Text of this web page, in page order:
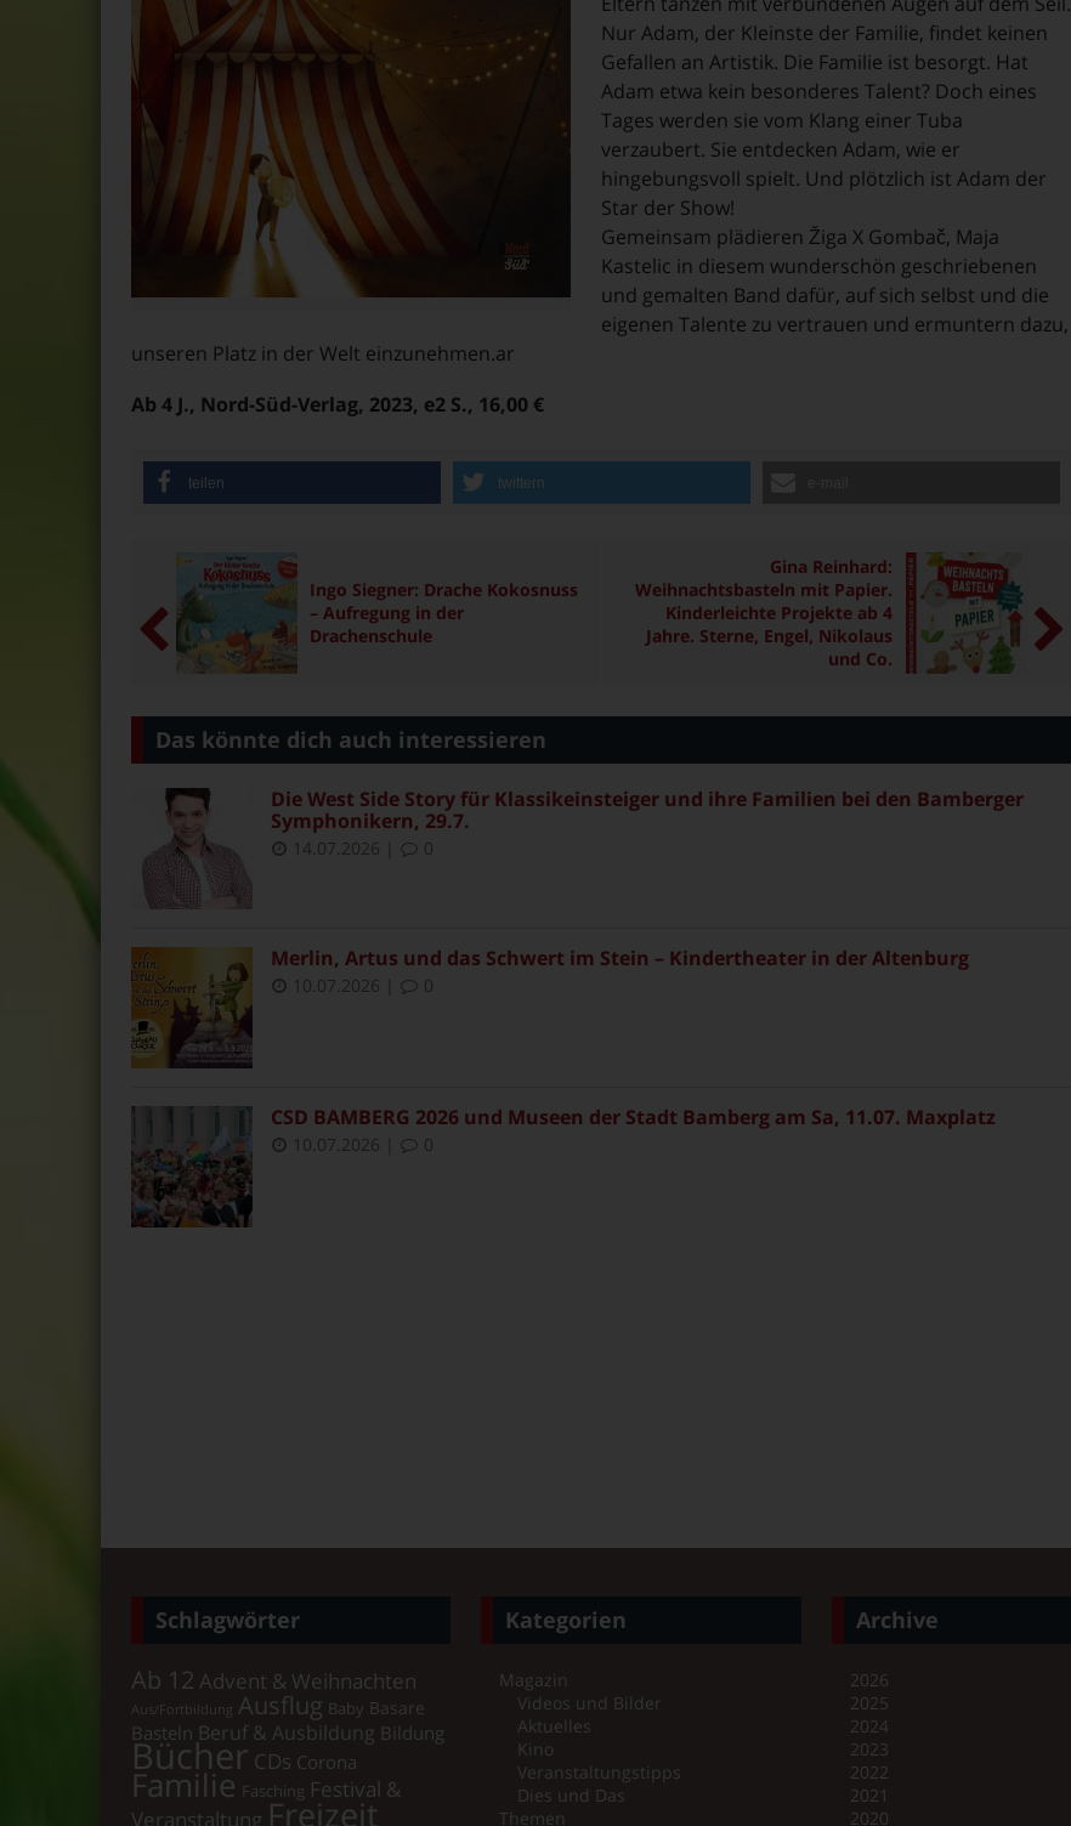
Nur Adam, der Kleinste der Familie, findet keinen
Gefallen an Artistik. Die Familie ist besorgt. Hat
Adam etwa kein besonderes Talent? Doch eines
Tages werden sie vom Klang einer Tuba
verzaubert. Sie entdecken Adam, wie er
hingebungsvoll spielt. Und plötzlich ist Adam der
Star der Show!
Gemeinsam plädieren Žiga X Gombač, Maja
Kastelic in diesem wunderschön geschriebenen
und gemalten Band dafür, auf sich selbst und die
eigenen Talente zu vertrauen und ermuntern dazu,
unseren Platz in der Welt einzunehmen.ar
Ab 4 J., Nord-Süd-Verlag, 2023, e2 S., 16,00 €
teilen twittern
Ingo Siegner: Drache Kokosnuss
– Aufregung in der
Drachenschule
Gina Reinhard:
Weihnachtsbasteln mit Papier.
Kinderleichte Projekte ab 4
Jahre. Sterne, Engel, Nikolaus
und Co.
Das könnte dich auch interessieren
Die West Side Story für Klassikeinsteiger und ihre Familien bei den Bamberger
Symphonikern, 29.7.
14.07.2026 0
Merlin, Artus und das Schwert im Stein – Kindertheater in der Altenburg
10.07.2026 0
CSD BAMBERG 2026 und Museen der Stadt Bamberg am Sa, 11.07. Maxplatz
10.07.2026 0
Schlagwörter
Ab 12 Advent & Weihnachten
Aus/Fortbildung Ausflug Baby Basare
Basteln Beruf & Ausbildung Bildung
Bücher CDs Corona
Familie Fasching Festival &
Veranstaltung Freizeit
Kategorien
Magazin
Videos und Bilder
Aktuelles
Kino
Veranstaltungstipps
Dies und Das
Themen
Archive
2026
2025
2024
2023
2022
2021
2020